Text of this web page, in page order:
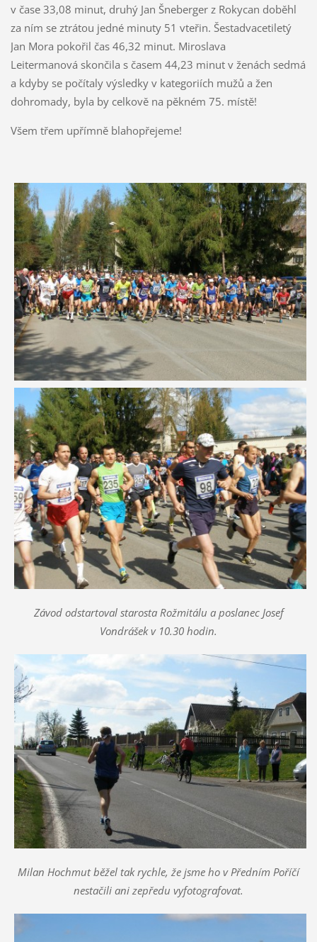
v čase 33,08 minut, druhý Jan Šneberger z Rokycan doběhl
za ním se ztrátou jedné minuty 51 vteřin. Šestadvacetiletý
Jan Mora pokořil čas 46,32 minut. Miroslava
Leitermanová skončila s časem 44,23 minut v ženách sedmá
a kdyby se počítaly výsledky v kategoriích mužů a žen
dohromady, byla by celkově na pěkném 75. místě!
Všem třem upřímně blahopřejeme!
Závod odstartoval starosta Rožmitálu a poslanec Josef
Vondrášek v 10.30 hodin.
Milan Hochmut běžel tak rychle, že jsme ho v Předním Poříčí
nestačili ani zepředu vyfotografovat.